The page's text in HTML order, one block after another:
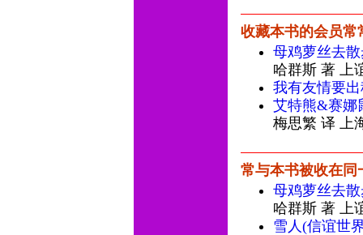
收藏本书的会员常
母鸡萝丝去
哈群斯 著 上
我有友情要
艾特熊&赛娜
梅思繁 译 上
常与本书被收在同
母鸡萝丝去
哈群斯 著 上
雪人(信谊世